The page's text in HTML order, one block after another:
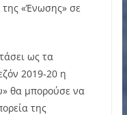
«Ένωσης» σε
ως τα
2019-20 η
θα μπορούσε να
της